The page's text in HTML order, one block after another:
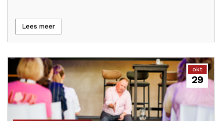
Lees meer
okt
29